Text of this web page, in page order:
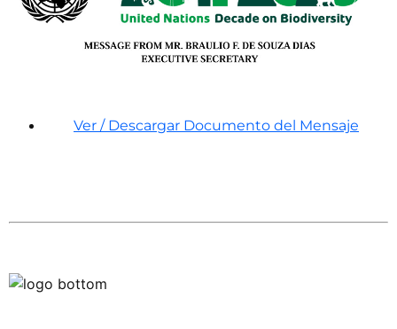
Ver / Descargar Documento del Mensaje